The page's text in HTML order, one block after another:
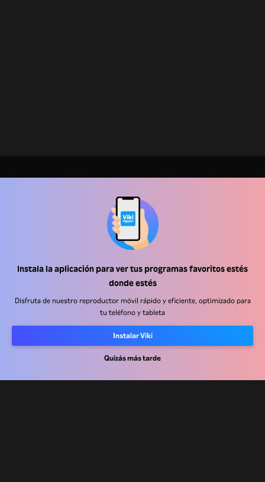
Instala la aplicación para ver tus programas favoritos estés
donde estés
Disfruta de nuestro reproductor móvil rápido y eficiente, optimizado para
tu teléfono y tableta
Instalar Viki
Quizás más tarde
Centro de ayuda